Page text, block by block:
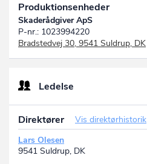
Produktionsenheder
Skaderådgiver ApS
P-nr.: 1023994220
Bradstedvej 30, 9541 Suldrup, DK
Ledelse
Direktører
Vis direktørhistorik
Lars Olesen
9541 Suldrup, DK